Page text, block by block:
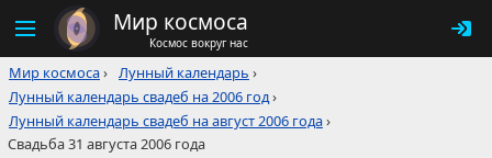
Мир космоса
Космос вокруг нас
Мир космоса› Лунный календарь ›
Лунный календарь свадеб на 2006 год›
Лунный календарь свадеб на август 2006 года›
Свадьба 31 августа 2006 года